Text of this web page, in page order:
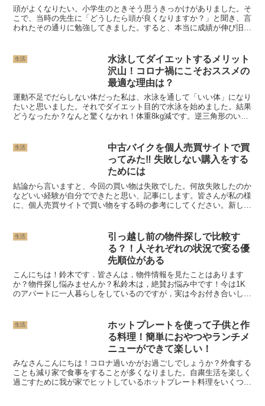
頭がよくなりたい。小学生のときそう思うきっかけがありました。そ
こで、当時の先生に「どうしたら頭が良くなりますか？」と聞き、言
われたその通りに勉強してきました。すると、本当に成績が伸び旧帝
生活
水泳してダイエットするメリット
沢山！コロナ禍にこそおススメの
最適な理由は？
運動不足でだらしない体だった私は、水泳を通して「いい体」になり
たいと思いました。それでダイエット目的で水泳を始めました。結果
どうなったか？なんと驚くなかれ！体重8kg減です。逆三角形のいい
生活
中古バイクを個人売買サイトで買
ってみた‼ 失敗しない購入をする
ためには
結論から言いますと、今回の買い物は失敗でした。何故失敗したのか
などいい経験が自分でできたと思い、記事にします。皆さんが私の様
に、個人売買サイトで買い物をする時の参考にしてください。新しく
生活
引っ越し前の物件探しで比較す
る？！人それぞれの状況で変る優
先順位がある
こんにちは！鈴木です．皆さんは，物件情報を見たことはあります
か？物件探し悩みませんか？私鈴木は，絶賛お悩み中です！今は1K
のアパートに一人暮らしをしているのですが，実は今お付き合いして
生活
ホットプレートを使って子供と作
る料理！簡単におやつやランチメ
ニューができて楽しい！
みなさんこんにちは！コロナ過いかがお過ごしでしょうか？外食する
ことも減り家で食事をすることが多くなりました。自粛生活を楽しく
過ごすために我が家でヒットしているホットプレート料理をいくつか